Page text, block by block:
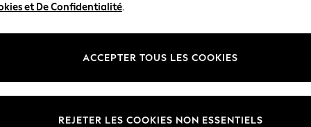
et de cookies
manuellement
aux avis et évaluations des
Homme
Garçon
Fille
et De Confidentialité.
ACCEPTER TOUS LES COOKIES
REJETER LES COOKIES NON ESSENTIELS